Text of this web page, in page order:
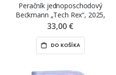
Peračník jednoposchodový
Beckmann „Tech Rex“, 2025,
plný
33,00 €
DO KOŠÍKA